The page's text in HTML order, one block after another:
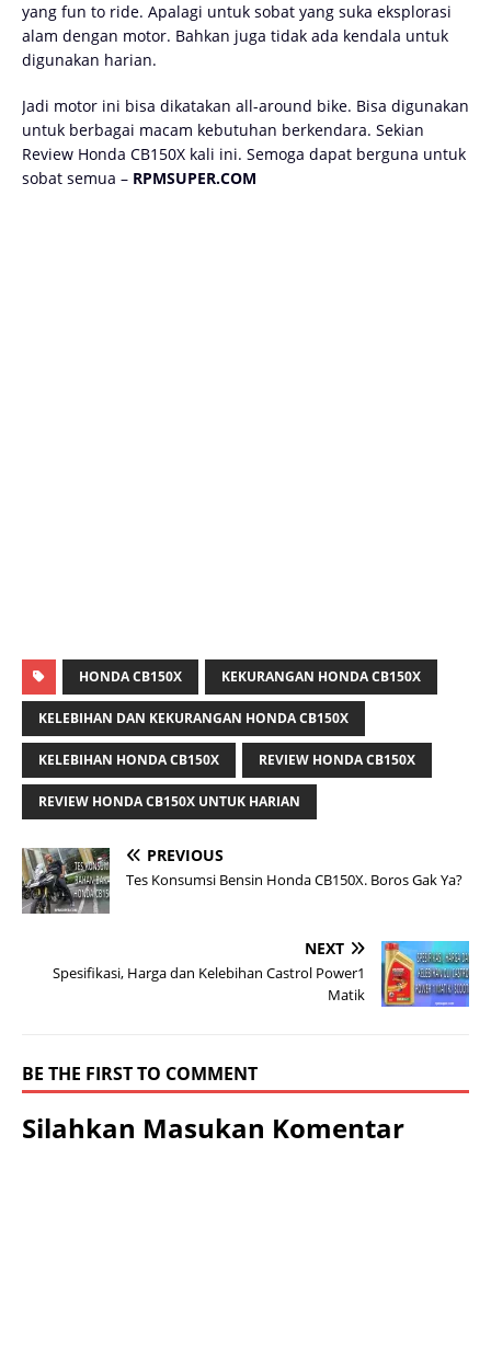
yang fun to ride. Apalagi untuk sobat yang suka eksplorasi
alam dengan motor. Bahkan juga tidak ada kendala untuk
digunakan harian.
Jadi motor ini bisa dikatakan all-around bike. Bisa digunakan
untuk berbagai macam kebutuhan berkendara. Sekian
Review Honda CB150X kali ini. Semoga dapat berguna untuk
sobat semua – RPMSUPER.COM
HONDA CB150X KEKURANGAN HONDA CB150X
KELEBIHAN DAN KEKURANGAN HONDA CB150X
KELEBIHAN HONDA CB150X REVIEW HONDA CB150X
REVIEW HONDA CB150X UNTUK HARIAN
PREVIOUS
Tes Konsumsi Bensin Honda CB150X. Boros Gak Ya?
NEXT
Spesifikasi, Harga dan Kelebihan Castrol Power1
Matik
BE THE FIRST TO COMMENT
Silahkan Masukan Komentar